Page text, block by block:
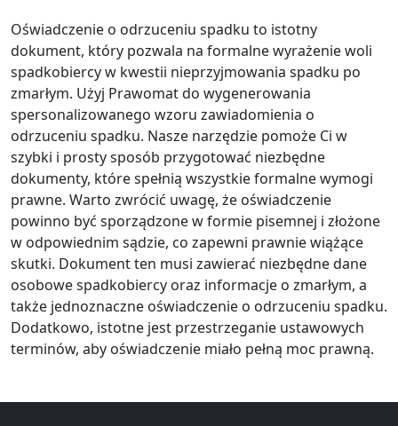
Oświadczenie o odrzuceniu spadku to istotny
dokument, który pozwala na formalne wyrażenie woli
spadkobiercy w kwestii nieprzyjmowania spadku po
zmarłym. Użyj Prawomat do wygenerowania
spersonalizowanego wzoru zawiadomienia o
odrzuceniu spadku. Nasze narzędzie pomoże Ci w
szybki i prosty sposób przygotować niezbędne
dokumenty, które spełnią wszystkie formalne wymogi
prawne. Warto zwrócić uwagę, że oświadczenie
powinno być sporządzone w formie pisemnej i złożone
w odpowiednim sądzie, co zapewni prawnie wiążące
skutki. Dokument ten musi zawierać niezbędne dane
osobowe spadkobiercy oraz informacje o zmarłym, a
także jednoznaczne oświadczenie o odrzuceniu spadku.
Dodatkowo, istotne jest przestrzeganie ustawowych
terminów, aby oświadczenie miało pełną moc prawną.